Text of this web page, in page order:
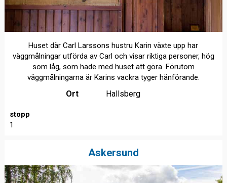
Huset där Carl Larssons hustru Karin växte upp har
väggmålningar utförda av Carl och visar riktiga personer, hög
som låg, som hade med huset att göra. Förutom
väggmålningarna är Karins vackra tyger hänförande.
Ort Hallsberg
stopp
1
Askersund